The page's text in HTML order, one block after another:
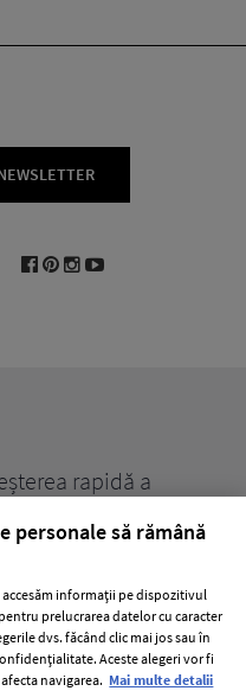
rapidă a
personale să rămână
accesăm informații pe dispozitivul
prelucrarea datelor cu caracter
dvs. făcând clic mai jos sau în
Aceste alegeri vor fi
navigarea. Mai multe detalii